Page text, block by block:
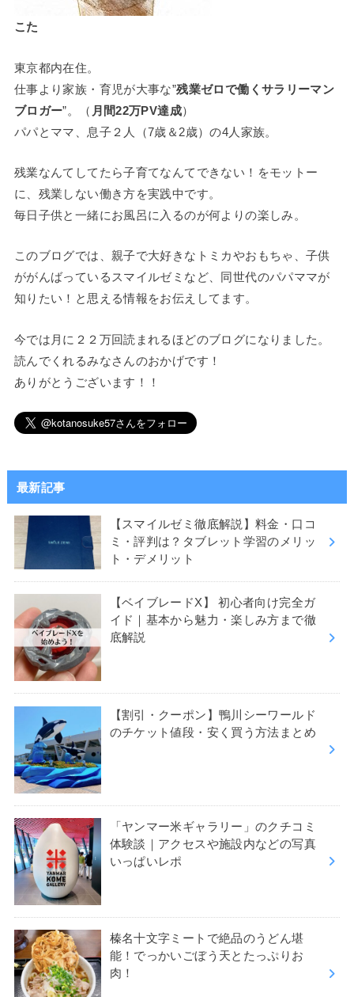
こた
東京都内在住。
仕事より家族・育児が大事な”残業ゼロで働くサラリーマン
ブロガー”。（ 月間22万PV達成）
パパとママ、息子２人（7歳＆2歳）の4人家族。
残業なんてしてたら子育てなんてできない！をモットー
に、残業しない働き方を実践中です。
毎日子供と一緒にお風呂に入るのが何よりの楽しみ。
このブログでは、親子で大好きなトミカやおもちゃ、子供
ががんばっているスマイルゼミなど、同世代のパパママが
知りたい！と思える情報をお伝えしてます。
今では月に２２万回読まれるほどのブログになりました。
読んでくれるみなさんのおかげです！
ありがとうございます！！
最新記事
【スマイルゼミ徹底解説】料金・口コ
ミ・評判は？タブレット学習のメリッ
ト・デメリット
【ベイブレードX】 初心者向け完全ガ
イド｜基本から魅力・楽しみ方まで徹
底解説
【割引・クーポン】鴨川シーワールド
のチケット値段・安く買う方法まとめ
「ヤンマー米ギャラリー」のクチコミ
体験談｜アクセスや施設内などの写真
いっぱいレポ
榛名十文字ミートで絶品のうどん堪
能！でっかいごぼう天とたっぷりお
肉！